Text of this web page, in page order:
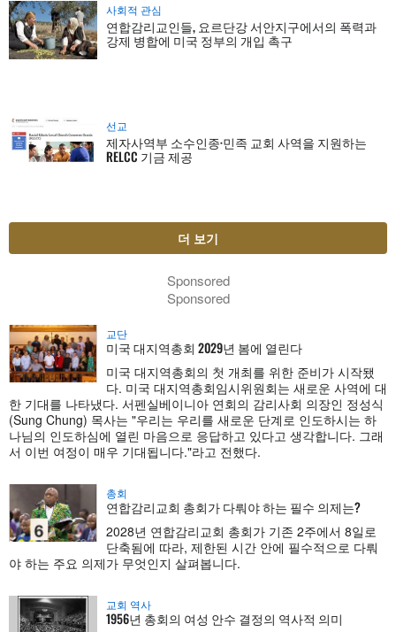
사회적 관심
연합감리교인들, 요르단강 서안지구에서의 폭력과
강제 병합에 미국 정부의 개입 촉구
선교
제자사역부 소수인종·민족 교회 사역을 지원하는
RELCC 기금 제공
더 보기
Sponsored
Sponsored
교단
미국 대지역총회 2029년 봄에 열린다
미국 대지역총회의 첫 개최를 위한 준비가 시작됐
다. 미국 대지역총회임시위원회는 새로운 사역에 대
한 기대를 나타냈다. 서펜실베이니아 연회의 감리사회 의장인 정성식
(Sung Chung) 목사는 "우리는 우리를 새로운 단계로 인도하시는 하
나님의 인도하심에 열린 마음으로 응답하고 있다고 생각합니다. 그래
서 이번 여정이 매우 기대됩니다."라고 전했다.
총회
연합감리교회 총회가 다뤄야 하는 필수 의제는?
2028년 연합감리교회 총회가 기존 2주에서 8일로
단축됨에 따라, 제한된 시간 안에 필수적으로 다뤄
야 하는 주요 의제가 무엇인지 살펴봅니다.
교회 역사
1956년 총회의 여성 안수 결정의 역사적 의미